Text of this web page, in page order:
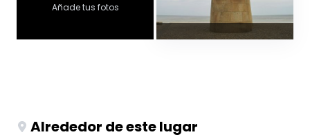
Añade tus fotos
Alrededor de este lugar